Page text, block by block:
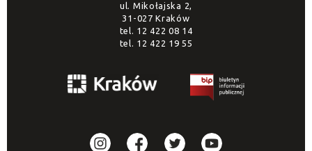
ul. Mikołajska 2,
31-027 Kraków
tel. 12 422 08 14
tel. 12 422 19 55